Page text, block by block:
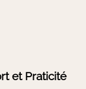
et Praticité